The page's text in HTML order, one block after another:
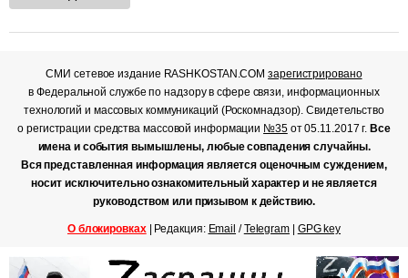
СМИ сетевое издание RASHKOSTAN.COMзарегистрировано
в Федеральной службе по надзору в сфере связи, информационных
технологий и массовых коммуникаций (Роскомнадзор). Свидетельство
о регистрации средства массовой информации №35от 05.11.2017 г. Все
имена и события вымышлены, любые совпадения случайны.
Вся представленная информация является оценочным суждением,
носит исключительно ознакомительный характер и не является
руководством или призывом к действию.
О блокировках| Редакция: Email /Telegram| GPG key